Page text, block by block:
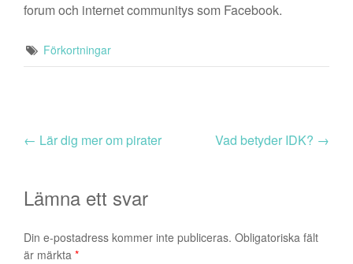
forum och internet communitys som Facebook.
Förkortningar
← Lär dig mer om pirater Vad betyder IDK? →
Lämna ett svar
Din e-postadress kommer inte publiceras. Obligatoriska fält
är märkta *